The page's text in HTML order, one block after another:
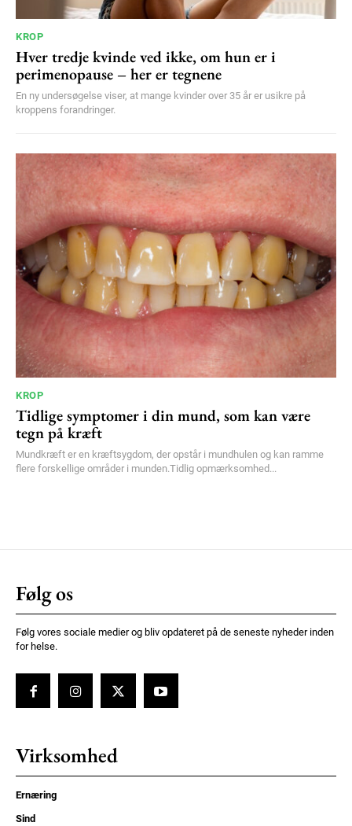
KROP
Hver tredje kvinde ved ikke, om hun er i
perimenopause – her er tegnene
En ny undersøgelse viser, at mange kvinder over 35 år er usikre på
kroppens forandringer.
KROP
Tidlige symptomer i din mund, som kan være
tegn på kræft
Mundkræft er en kræftsygdom, der opstår i mundhulen og kan ramme
flere forskellige områder i munden.Tidlig opmærksomhed...
Følg os
Følg vores sociale medier og bliv opdateret på de seneste nyheder inden
for helse.
Virksomhed
Ernæring
Sind